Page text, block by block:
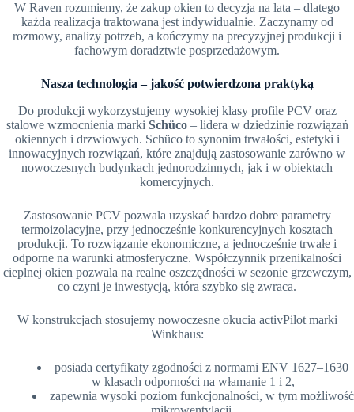
W Raven rozumiemy, że zakup okien to decyzja na lata – dlatego
każda realizacja traktowana jest indywidualnie. Zaczynamy od
rozmowy, analizy potrzeb, a kończymy na precyzyjnej produkcji i
fachowym doradztwie posprzedażowym.
Nasza technologia – jakość potwierdzona praktyką
Do produkcji wykorzystujemy wysokiej klasy profile PCV oraz
stalowe wzmocnienia marki Schüco– lidera w dziedzinie rozwiązań
okiennych i drzwiowych. Schüco to synonim trwałości, estetyki i
innowacyjnych rozwiązań, które znajdują zastosowanie zarówno w
nowoczesnych budynkach jednorodzinnych, jak i w obiektach
komercyjnych.
Zastosowanie PCV pozwala uzyskać bardzo dobre parametry
termoizolacyjne, przy jednocześnie konkurencyjnych kosztach
produkcji. To rozwiązanie ekonomiczne, a jednocześnie trwałe i
odporne na warunki atmosferyczne. Współczynnik przenikalności
cieplnej okien pozwala na realne oszczędności w sezonie grzewczym,
co czyni je inwestycją, która szybko się zwraca.
W konstrukcjach stosujemy nowoczesne okucia activPilot marki
Winkhaus:
posiada certyfikaty zgodności z normami ENV 1627–1630
w klasach odporności na włamanie 1 i 2,
zapewnia wysoki poziom funkcjonalności, w tym możliwość